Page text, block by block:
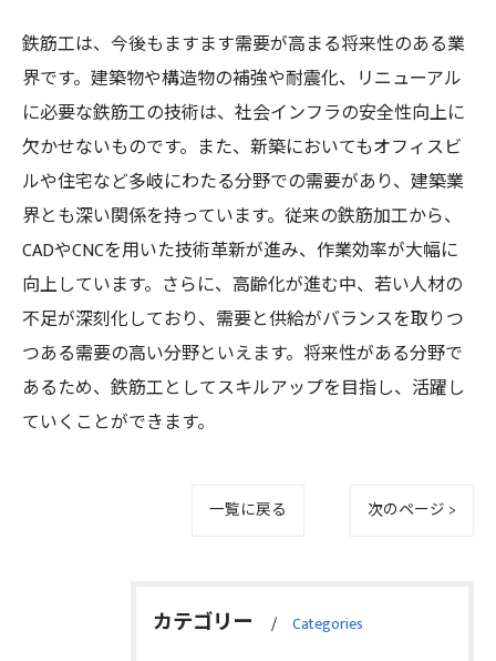
鉄筋工は、今後もますます需要が高まる将来性のある業
界です。建築物や構造物の補強や耐震化、リニューアル
に必要な鉄筋工の技術は、社会インフラの安全性向上に
欠かせないものです。また、新築においてもオフィスビ
ルや住宅など多岐にわたる分野での需要があり、建築業
界とも深い関係を持っています。従来の鉄筋加工から、
CADやCNCを用いた技術革新が進み、作業効率が大幅に
向上しています。さらに、高齢化が進む中、若い人材の
不足が深刻化しており、需要と供給がバランスを取りつ
つある需要の高い分野といえます。将来性がある分野で
あるため、鉄筋工としてスキルアップを目指し、活躍し
ていくことができます。
一覧に戻る 次のページ >
カテゴリー Categories